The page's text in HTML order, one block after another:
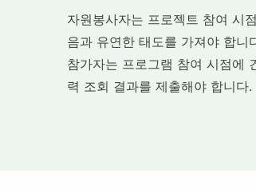
자원봉사자는 프로젝트 참여 시
음과 유연한 태도를 가져야 합니
참가자는 프로그램 참여 시점에
력 조회 결과를 제출해야 합니다.